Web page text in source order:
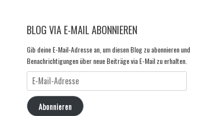
BLOG VIA E-MAIL ABONNIEREN
Gib deine E-Mail-Adresse an, um diesen Blog zu abonnieren und
Benachrichtigungen über neue Beiträge via E-Mail zu erhalten.
Mail-
Adresse
Abonnieren